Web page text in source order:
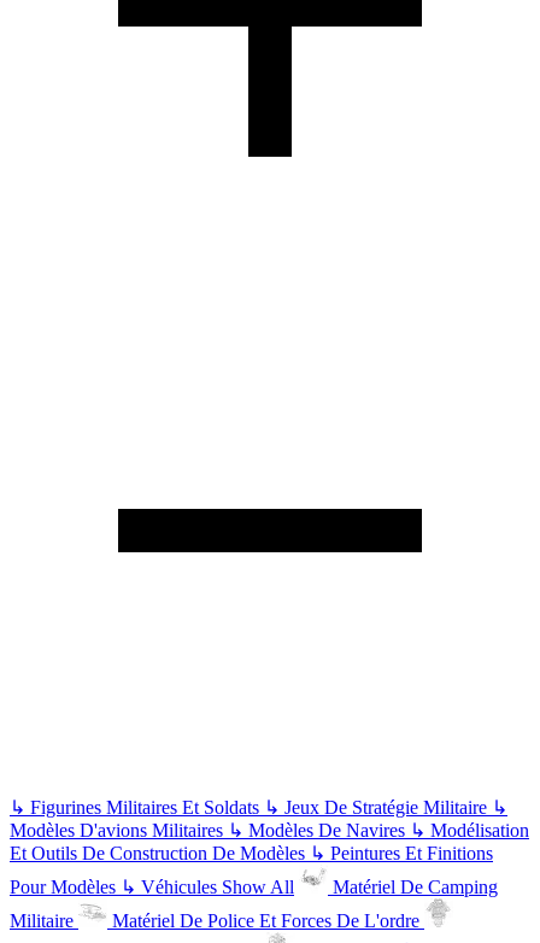
↳ Figurines Militaires Et Soldats ↳ Jeux De Stratégie Militaire ↳
Modèles D'avions Militaires ↳ Modèles De Navires ↳ Modélisation
Et Outils De Construction De Modèles ↳ Peintures Et Finitions
Pour Modèles ↳ Véhicules Show All
Matériel De Camping
Militaire
Matériel De Police Et Forces De L'ordre